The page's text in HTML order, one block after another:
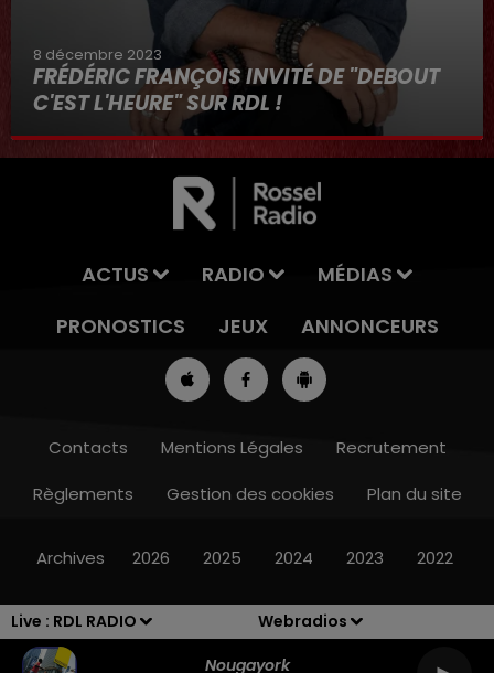
Live : RDL RADIO
Webradios
Nougayork
10h00 - 12h00
8 décembre 2023
FRÉDÉRIC FRANÇOIS INVITÉ DE "DEBOUT
C'EST L'HEURE" SUR RDL !
8 décembre 2023
ACTUS RADIO
MÉDIAS
PRONOSTICS
JEUX ANNONCEURS
Contacts Mentions Légales
Recrutement
Règlements
Gestion des cookies Plan du site
Archives 2026 2025 2024 2023 2022